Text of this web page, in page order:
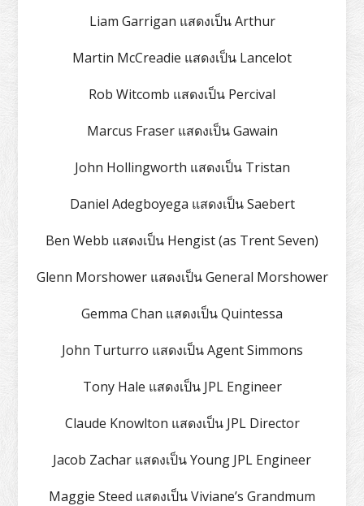
Liam Garrigan แสดงเป็น Arthur
Martin McCreadie แสดงเป็น Lancelot
Rob Witcomb แสดงเป็น Percival
Marcus Fraser แสดงเป็น Gawain
John Hollingworth แสดงเป็น Tristan
Daniel Adegboyega แสดงเป็น Saebert
Ben Webb แสดงเป็น Hengist (as Trent Seven)
Glenn Morshower แสดงเป็น General Morshower
Gemma Chan แสดงเป็น Quintessa
John Turturro แสดงเป็น Agent Simmons
Tony Hale แสดงเป็น JPL Engineer
Claude Knowlton แสดงเป็น JPL Director
Jacob Zachar แสดงเป็น Young JPL Engineer
Maggie Steed แสดงเป็น Viviane’s Grandmum